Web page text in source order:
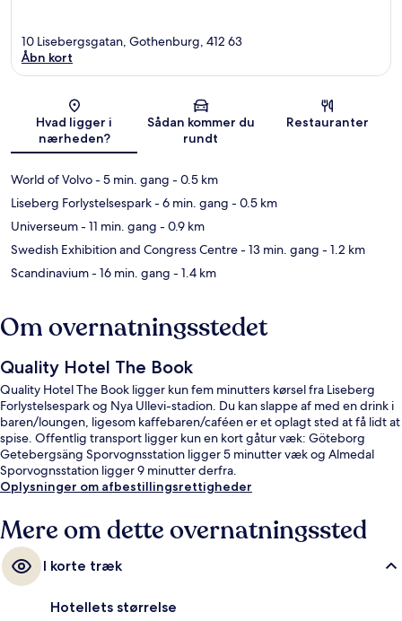
Kort
10 Lisebergsgatan, Gothenburg, 412 63
Åbn kort
Hvad ligger i
nærheden?
Sådan kommer du
rundt
Restauranter
World of Volvo- 5 min. gang - 0.5 km
Liseberg Forlystelsespark- 6 min. gang - 0.5 km
Universeum- 11 min. gang - 0.9 km
Swedish Exhibition and Congress Centre- 13 min. gang - 1.2 km
Scandinavium- 16 min. gang - 1.4 km
Om overnatningsstedet
Quality Hotel The Book
Quality Hotel The Book ligger kun fem minutters kørsel fra Liseberg
Forlystelsespark og Nya Ullevi-stadion. Du kan slappe af med en drink i
baren/loungen, ligesom kaffebaren/caféen er et oplagt sted at få lidt at
spise. Offentlig transport ligger kun en kort gåtur væk: Göteborg
Getebergsäng Sporvognsstation ligger 5 minutter væk og Almedal
Sporvognsstation ligger 9 minutter derfra.
Oplysninger om afbestillingsrettigheder
Mere om dette overnatningssted
I korte træk
Hotellets størrelse